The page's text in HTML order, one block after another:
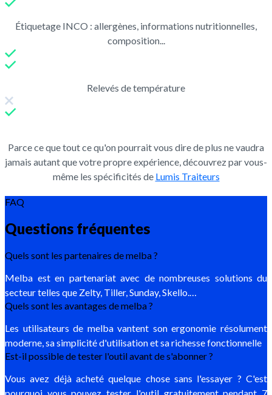
Étiquetage INCO : allergènes, informations nutritionnelles,
composition...
Relevés de température
Parce ce que tout ce qu'on pourrait vous dire de plus ne vaudra
jamais autant que votre propre expérience, découvrez par vous-
même les spécificités de Lumis Traiteurs
FAQ
Questions fréquentes
Quels sont les partenaires de melba ?
Melba est en partenariat avec de nombreuses solutions du
secteur telles que Zelty, Tiller, Sunday, Skello.…
Quels sont les avantages de melba ?
Les utilisateurs de melba vantent son ergonomie résolument
moderne, sa simplicité d'utilisation et sa richesse fonctionnelle
Est-il possible de tester l'outil avant de s'abonner ?
Vous avez déjà acheté quelque chose sans l'essayer ? C'est
pourquoi vous pouveztester l'outil gratuitementpendant 7